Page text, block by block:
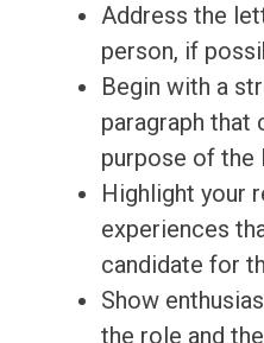
Address the
person, if
Begin with a
paragraph that
purpose of the
Highlight your
experiences
candidate for
Show
the role and